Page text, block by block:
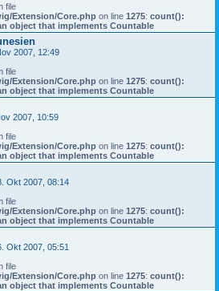
file
Extension/Core.php on line 1275: count():
object that implements Countable
2007, 12:49
file
Extension/Core.php on line 1275: count():
object that implements Countable
2007, 10:59
file
Extension/Core.php on line 1275: count():
object that implements Countable
Okt 2007, 08:14
file
Extension/Core.php on line 1275: count():
object that implements Countable
Okt 2007, 05:51
file
Extension/Core.php on line 1275: count():
object that implements Countable